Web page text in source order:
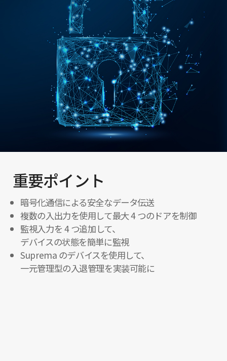
重要ポイント
暗号化通信による安全なデータ伝送
複数の入出力を使用して最大 4 つのドアを制御
監視入力を 4 つ追加して、
デバイスの状態を簡単に監視
Suprema のデバイスを使用して、
一元管理型の入退管理を実装可能に